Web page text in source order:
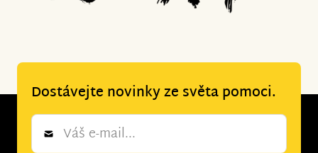
Dostávejte novinky ze světa pomoci.
Newsletter